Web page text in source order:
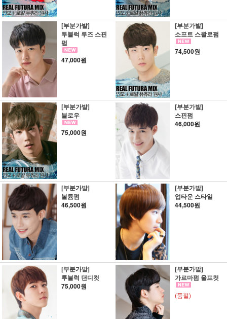
[부분가발]
투블럭 루즈 스핀
펌
47,000원
[부분가발]
소프트 스왈로펌
74,500원
[부분가발]
블로우
75,000원
[부분가발]
스핀펌
46,000원
[부분가발]
볼륨펌
46,500원
[부분가발]
업타운 스타일
44,500원
[부분가발]
투블럭 댄디컷
75,000원
[부분가발]
가르마펌 울프컷
(품절)